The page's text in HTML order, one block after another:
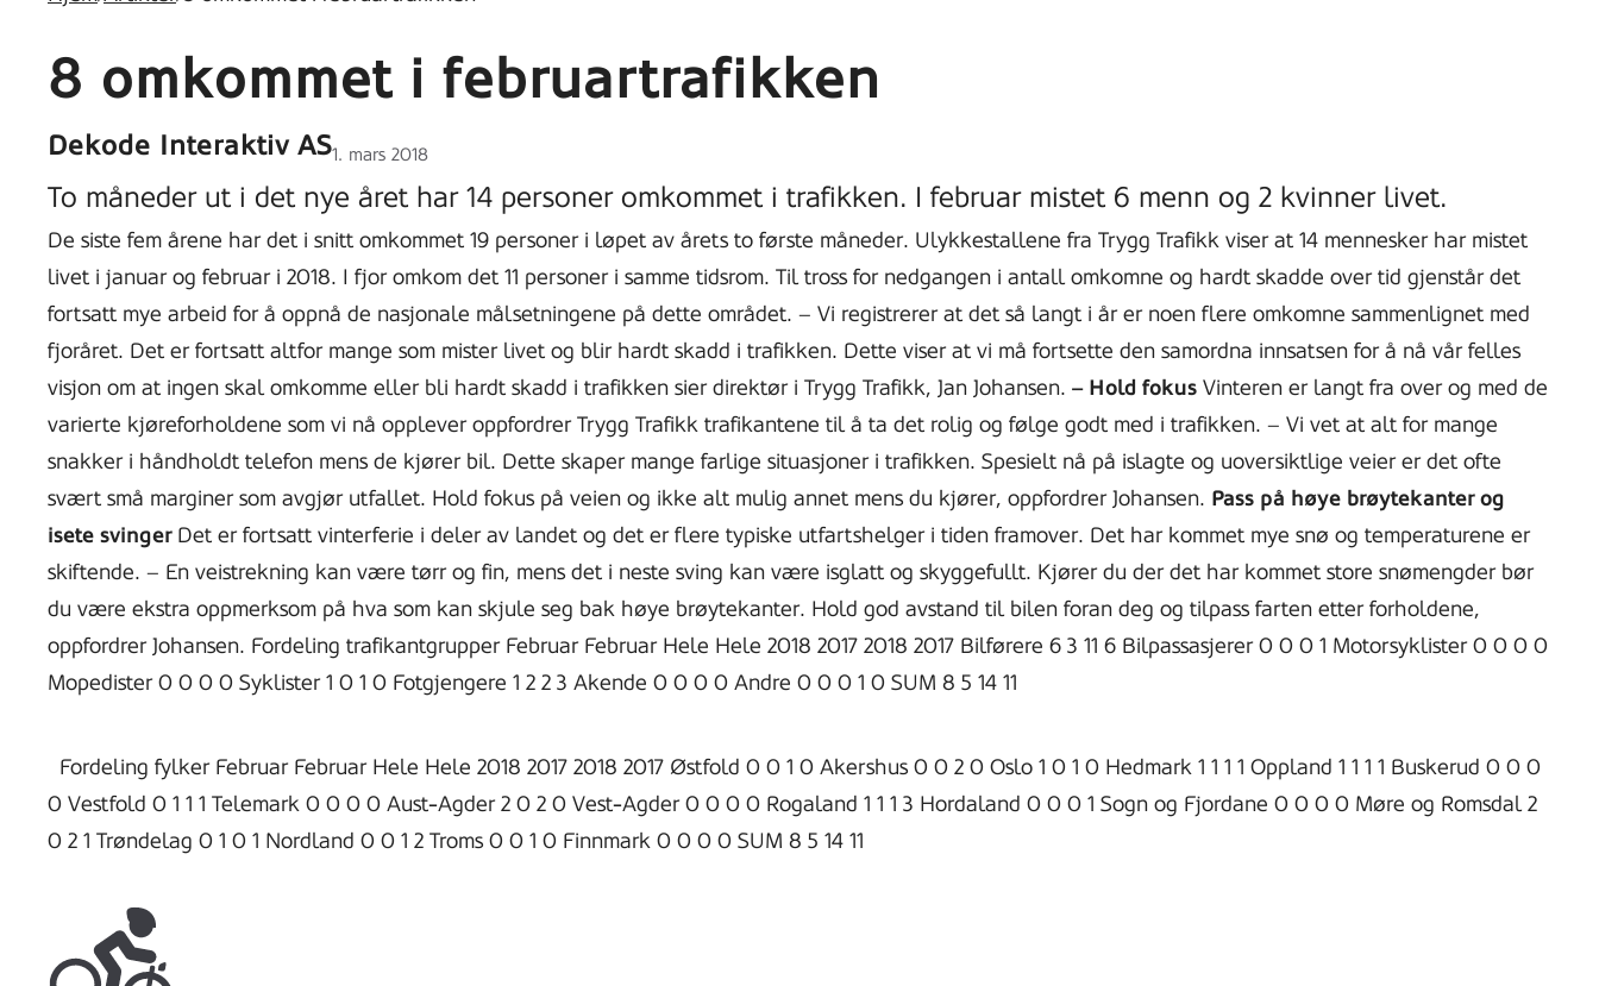
8 omkommet i februartrafikken
Dekode Interaktiv ASLagt
på
1. mars 2018
To måneder ut i det nye året har 14 personer omkommet i trafikken. I februar mistet 6 menn og 2 kvinner livet.
De siste fem årene har det i snitt omkommet 19 personer i løpet av årets to første måneder. Ulykkestallene fra Trygg Trafikk viser at 14 mennesker har mistet
livet i januar og februar i 2018. I fjor omkom det 11 personer i samme tidsrom. Til tross for nedgangen i antall omkomne og hardt skadde over tid gjenstår det
fortsatt mye arbeid for å oppnå de nasjonale målsetningene på dette området. – Vi registrerer at det så langt i år er noen flere omkomne sammenlignet med
fjoråret. Det er fortsatt altfor mange som mister livet og blir hardt skadd i trafikken. Dette viser at vi må fortsette den samordna innsatsen for å nå vår felles
visjon om at ingen skal omkomme eller bli hardt skadd i trafikken sier direktør i Trygg Trafikk, Jan Johansen. – Hold fokus Vinteren er langt fra over og med de
varierte kjøreforholdene som vi nå opplever oppfordrer Trygg Trafikk trafikantene til å ta det rolig og følge godt med i trafikken. – Vi vet at alt for mange
snakker i håndholdt telefon mens de kjører bil. Dette skaper mange farlige situasjoner i trafikken. Spesielt nå på islagte og uoversiktlige veier er det ofte
svært små marginer som avgjør utfallet. Hold fokus på veien og ikke alt mulig annet mens du kjører, oppfordrer Johansen. Pass på høye brøytekanter og
isete svingerDet er fortsatt vinterferie i deler av landet og det er flere typiske utfartshelger i tiden framover. Det har kommet mye snø og temperaturene er
skiftende. – En veistrekning kan være tørr og fin, mens det i neste sving kan være isglatt og skyggefullt. Kjører du der det har kommet store snømengder bør
du være ekstra oppmerksom på hva som kan skjule seg bak høye brøytekanter. Hold god avstand til bilen foran deg og tilpass farten etter forholdene,
oppfordrer Johansen. Fordeling trafikantgrupper Februar Februar Hele Hele 2018 2017 2018 2017 Bilførere 6 3 11 6 Bilpassasjerer 0 0 0 1 Motorsyklister 0 0 0 0
Mopedister 0 0 0 0 Syklister 1 0 1 0 Fotgjengere 1 2 2 3 Akende 0 0 0 0 Andre 0 0 0 1 0 SUM 8 5 14 11
Fordeling fylker Februar Februar Hele Hele 2018 2017 2018 2017 Østfold 0 0 1 0 Akershus 0 0 2 0 Oslo 1 0 1 0 Hedmark 1 1 1 1 Oppland 1 1 1 1 Buskerud 0 0 0
0 Vestfold 0 1 1 1 Telemark 0 0 0 0 Aust-Agder 2 0 2 0 Vest-Agder 0 0 0 0 Rogaland 1 1 1 3 Hordaland 0 0 0 1 Sogn og Fjordane 0 0 0 0 Møre og Romsdal 2
0 2 1 Trøndelag 0 1 0 1 Nordland 0 0 1 2 Troms 0 0 1 0 Finnmark 0 0 0 0 SUM 8 5 14 11